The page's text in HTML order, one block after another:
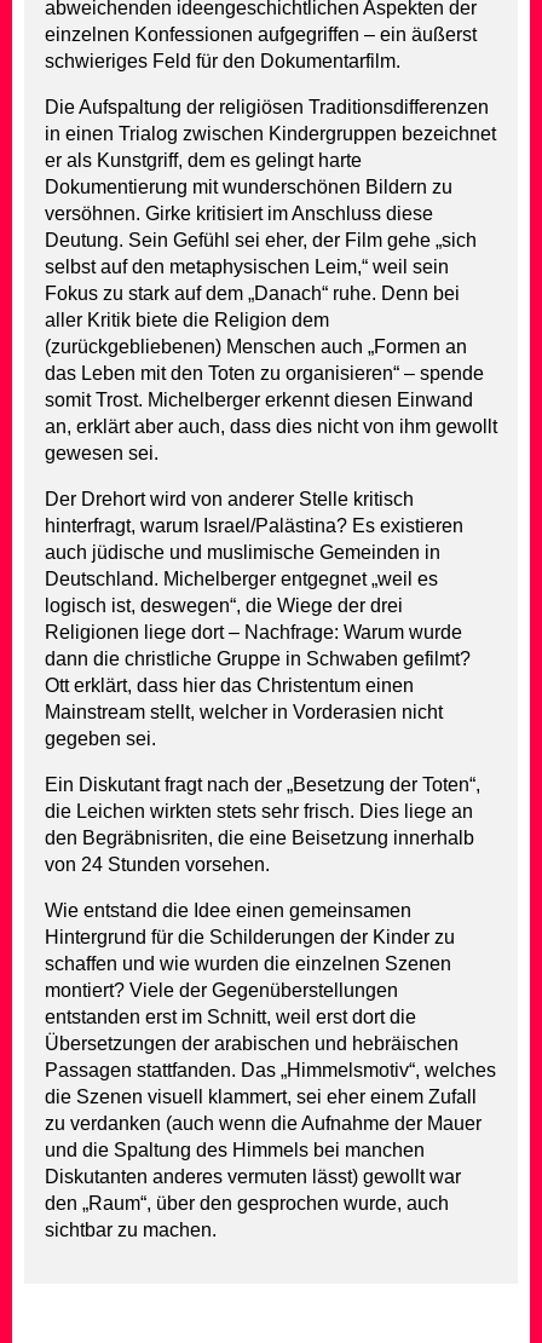
abweichenden ideengeschichtlichen Aspekten der
einzelnen Konfessionen aufgegriffen – ein äußerst
schwieriges Feld für den Dokumentarfilm.
Die Aufspaltung der religiösen Traditionsdifferenzen
in einen Trialog zwischen Kindergruppen bezeichnet
er als Kunstgriff, dem es gelingt harte
Dokumentierung mit wunderschönen Bildern zu
versöhnen. Girke kritisiert im Anschluss diese
Deutung. Sein Gefühl sei eher, der Film gehe „sich
selbst auf den metaphysischen Leim,“ weil sein
Fokus zu stark auf dem „Danach“ ruhe. Denn bei
aller Kritik biete die Religion dem
(zurückgebliebenen) Menschen auch „Formen an
das Leben mit den Toten zu organisieren“ – spende
somit Trost. Michelberger erkennt diesen Einwand
an, erklärt aber auch, dass dies nicht von ihm gewollt
gewesen sei.
Der Drehort wird von anderer Stelle kritisch
hinterfragt, warum Israel/Palästina? Es existieren
auch jüdische und muslimische Gemeinden in
Deutschland. Michelberger entgegnet „weil es
logisch ist, deswegen“, die Wiege der drei
Religionen liege dort – Nachfrage: Warum wurde
dann die christliche Gruppe in Schwaben gefilmt?
Ott erklärt, dass hier das Christentum einen
Mainstream stellt, welcher in Vorderasien nicht
gegeben sei.
Ein Diskutant fragt nach der „Besetzung der Toten“,
die Leichen wirkten stets sehr frisch. Dies liege an
den Begräbnisriten, die eine Beisetzung innerhalb
von 24 Stunden vorsehen.
Wie entstand die Idee einen gemeinsamen
Hintergrund für die Schilderungen der Kinder zu
schaffen und wie wurden die einzelnen Szenen
montiert? Viele der Gegenüberstellungen
entstanden erst im Schnitt, weil erst dort die
Übersetzungen der arabischen und hebräischen
Passagen stattfanden. Das „Himmelsmotiv“, welches
die Szenen visuell klammert, sei eher einem Zufall
zu verdanken (auch wenn die Aufnahme der Mauer
und die Spaltung des Himmels bei manchen
Diskutanten anderes vermuten lässt) gewollt war
den „Raum“, über den gesprochen wurde, auch
sichtbar zu machen.